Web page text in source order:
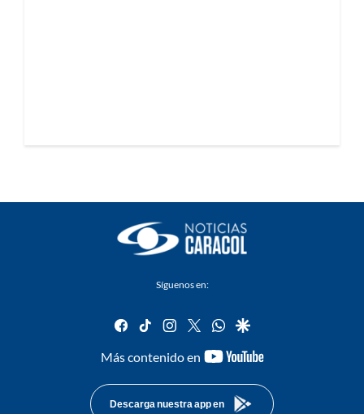
Síguenos en:
facebook
tiktok instagram
twitterwhatsapp
google
Más contenido en
youtube-
Descarga nuestra app en